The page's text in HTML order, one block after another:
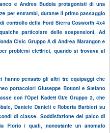
e Andrea Budoia protagonisti di una
per entrambi, durante il primo passaggio
controllo della Ford Sierra Cosworth 4x4
particolare delle sospensioni. Ad
Civic Gruppo A di Andrea Marangon e
problemi elettrici, quando si trovava al
hanno pensato gli altri tre equipaggi che
portacolori Giuseppe Bottoni e Stefano
con l'Opel Kadett Gt/e Gruppo 2, che
Daniele Danieli e Roberta Barbieri su
di classe. Soddisfazione del palco di
Florio i quali, nonostante un anomalo